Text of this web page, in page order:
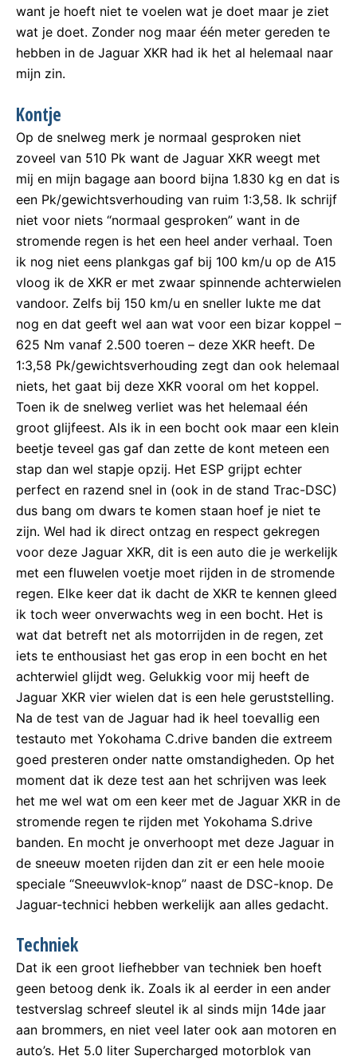
want je hoeft niet te voelen wat je doet maar je ziet
wat je doet. Zonder nog maar één meter gereden te
hebben in de Jaguar XKR had ik het al helemaal naar
mijn zin.
Kontje
Op de snelweg merk je normaal gesproken niet
zoveel van 510 Pk want de Jaguar XKR weegt met
mij en mijn bagage aan boord bijna 1.830 kg en dat is
een Pk/gewichtsverhouding van ruim 1:3,58. Ik schrijf
niet voor niets “normaal gesproken” want in de
stromende regen is het een heel ander verhaal. Toen
ik nog niet eens plankgas gaf bij 100 km/u op de A15
vloog ik de XKR er met zwaar spinnende achterwielen
vandoor. Zelfs bij 150 km/u en sneller lukte me dat
nog en dat geeft wel aan wat voor een bizar koppel –
625 Nm vanaf 2.500 toeren – deze XKR heeft. De
1:3,58 Pk/gewichtsverhouding zegt dan ook helemaal
niets, het gaat bij deze XKR vooral om het koppel.
Toen ik de snelweg verliet was het helemaal één
groot glijfeest. Als ik in een bocht ook maar een klein
beetje teveel gas gaf dan zette de kont meteen een
stap dan wel stapje opzij. Het ESP grijpt echter
perfect en razend snel in (ook in de stand Trac-DSC)
dus bang om dwars te komen staan hoef je niet te
zijn. Wel had ik direct ontzag en respect gekregen
voor deze Jaguar XKR, dit is een auto die je werkelijk
met een fluwelen voetje moet rijden in de stromende
regen. Elke keer dat ik dacht de XKR te kennen gleed
ik toch weer onverwachts weg in een bocht. Het is
wat dat betreft net als motorrijden in de regen, zet
iets te enthousiast het gas erop in een bocht en het
achterwiel glijdt weg. Gelukkig voor mij heeft de
Jaguar XKR vier wielen dat is een hele geruststelling.
Na de test van de Jaguar had ik heel toevallig een
testauto met Yokohama C.drive banden die extreem
goed presteren onder natte omstandigheden. Op het
moment dat ik deze test aan het schrijven was leek
het me wel wat om een keer met de Jaguar XKR in de
stromende regen te rijden met Yokohama S.drive
banden. En mocht je onverhoopt met deze Jaguar in
de sneeuw moeten rijden dan zit er een hele mooie
speciale “Sneeuwvlok-knop” naast de DSC-knop. De
Jaguar-technici hebben werkelijk aan alles gedacht.
Techniek
Dat ik een groot liefhebber van techniek ben hoeft
geen betoog denk ik. Zoals ik al eerder in een ander
testverslag schreef sleutel ik al sinds mijn 14de jaar
aan brommers, en niet veel later ook aan motoren en
auto’s. Het 5.0 liter Supercharged motorblok van